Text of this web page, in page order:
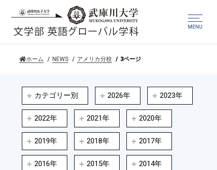
MENU
ホーム NEWS アメリカ分校 3ページ
カテゴリー別 2026年 2023年
2022年 2021年 2020年
2019年 2018年 2017年
2016年 2015年 2014年